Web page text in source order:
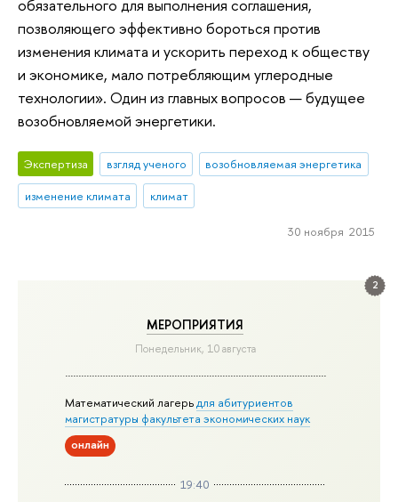
2
МЕРОПРИЯТИЯ
Понедельник, 10 августа
Математический лагерьдля абитуриентов
магистратуры факультета экономических наук
онлайн
19:40
обязательного для выполнения соглашения,
позволяющего эффективно бороться против
изменения климата и ускорить переход к обществу
и экономике, мало потребляющим углеродные
технологии». Один из главных вопросов — будущее
возобновляемой энергетики.
Экспертиза взгляд ученого
возобновляемая энергетика
изменение климата
климат
30 ноября 2015